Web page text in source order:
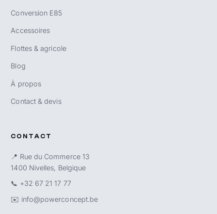
Conversion E85
Accessoires
Flottes & agricole
Blog
À propos
Contact & devis
CONTACT
📍 Rue du Commerce 13
1400 Nivelles, Belgique
📞 +32 67 21 17 77
✉️ info@powerconcept.be